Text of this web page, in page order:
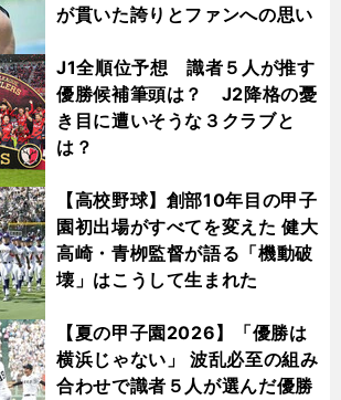
が貫いた誇りとファンへの思い
J1全順位予想 識者５人が推す
優勝候補筆頭は？ J2降格の憂
き目に遭いそうな３クラブと
は？
【高校野球】創部10年目の甲子
園初出場がすべてを変えた 健大
高崎・青栁監督が語る「機動破
壊」はこうして生まれた
【夏の甲子園2026】「優勝は
横浜じゃない」 波乱必至の組み
合わせで識者５人が選んだ優勝